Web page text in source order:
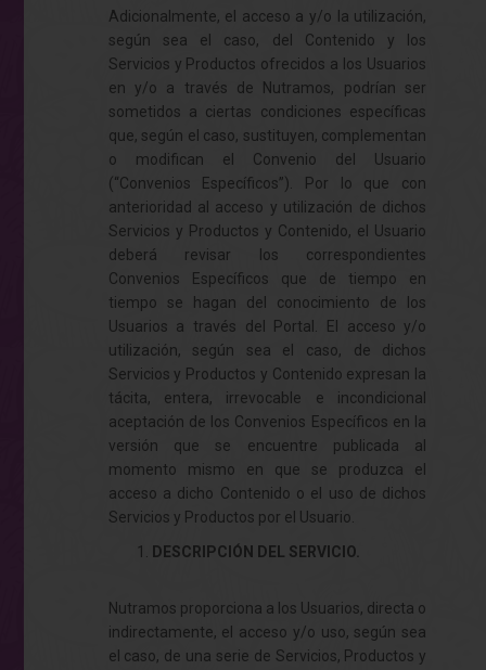
Adicionalmente, el acceso a y/o la utilización,
según sea el caso, del Contenido y los
Servicios y Productos ofrecidos a los Usuarios
en y/o a través de Nutramos, podrían ser
sometidos a ciertas condiciones específicas
que, según el caso, sustituyen, complementan
o modifican el Convenio del Usuario
(“Convenios Específicos”). Por lo que con
anterioridad al acceso y utilización de dichos
Servicios y Productos y Contenido, el Usuario
deberá revisar los correspondientes
Convenios Específicos que de tiempo en
tiempo se hagan del conocimiento de los
Usuarios a través del Portal. El acceso y/o
utilización, según sea el caso, de dichos
Servicios y Productos y Contenido expresan la
tácita, entera, irrevocable e incondicional
aceptación de los Convenios Específicos en la
versión que se encuentre publicada al
momento mismo en que se produzca el
acceso a dicho Contenido o el uso de dichos
Servicios y Productos por el Usuario.
DESCRIPCIÓN DEL SERVICIO.
Nutramos proporciona a los Usuarios, directa o
indirectamente, el acceso y/o uso, según sea
el caso, de una serie de Servicios, Productos y